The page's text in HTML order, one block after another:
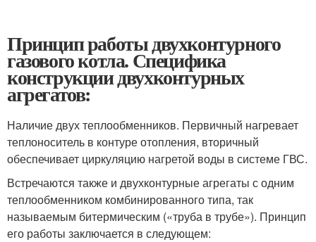
Принцип работы двухконтурного
газового котла. Специфика
конструкции двухконтурных
агрегатов:
Наличие двух теплообменников. Первичный нагревает
теплоноситель в контуре отопления, вторичный
обеспечивает циркуляцию нагретой воды в системе ГВС.
Встречаются также и двухконтурные агрегаты с одним
теплообменником комбинированного типа, так
называемым битермическим («труба в трубе»). Принцип
его работы заключается в следующем: